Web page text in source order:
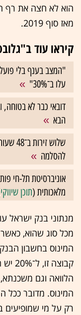
מאז סוף 2019.
קיראו עוד
"המצב בענף בלי
עלו ב־30%"
דובאי כבר לא
הבא
שלוש
להסלמה
אוניברסיטת תל-חי
מלאכותית (תוכן שיווקי
המינוס. מדובר ככל
רק על מי שמופיעים